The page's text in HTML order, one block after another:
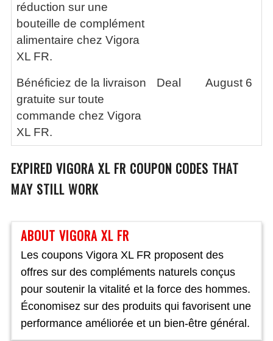
ABOUT VIGORA XL FR
Les coupons Vigora XL FR proposent des
offres sur des compléments naturels conçus
pour soutenir la vitalité et la force des hommes.
Économisez sur des produits qui favorisent une
performance améliorée et un bien-être général.
réduction sur une
bouteille de complément
alimentaire chez Vigora
XL FR.
Bénéficiez de la livraison
gratuite sur toute
commande chez Vigora
XL FR.
Deal August 6
EXPIRED VIGORA XL FR COUPON CODES THAT
MAY STILL WORK